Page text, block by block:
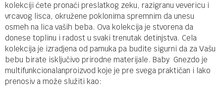
kolekciji ćete pronaći preslatkog zeku, razigranu vevericu i
vrcavog lisca, okružene poklonima spremnim da unesu
osmeh na lica vaših beba. Ova kolekcija je stvorena da
donese toplinu i radost u svaki trenutak detinjstva. Cela
kolekcija je izradjena od pamuka pa budite sigurni da za Vašu
bebu birate isključivo prirodne materijale. Baby Gnezdo je
multifunkcionalanproizvod koje je pre svega praktičan i lako
prenosiv a može služiti kao: